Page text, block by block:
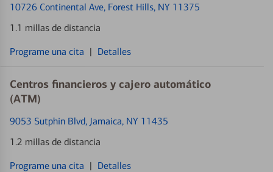
10726 Continental Ave, Forest Hills, NY 11375
1.1 millas de distancia
Programe una cita | Detalles
Centros financieros y cajero automático
(ATM)
9053 Sutphin Blvd, Jamaica, NY 11435
1.2 millas de distancia
Programe una cita | Detalles